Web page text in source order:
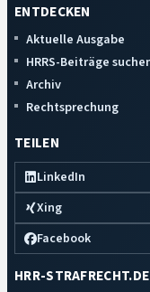
ENTDECKEN
Aktuelle Ausgabe
HRRS-Beiträge
Archiv
Rechtsprechung
TEILEN
LinkedIn
Xing
Facebook
HRR-STRAFRECHT.DE